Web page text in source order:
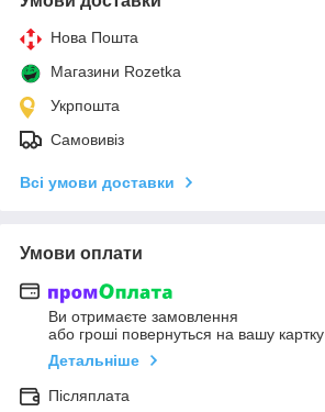
Нова Пошта
Магазини Rozetka
Укрпошта
Самовивіз
Всі умови доставки
Умови оплати
Ви отримаєте замовлення
або гроші повернуться на вашу картку
Детальніше
Післяплата